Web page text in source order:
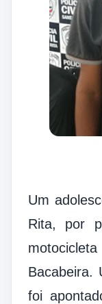
Um
Rita, por
Bacabeira.
foi